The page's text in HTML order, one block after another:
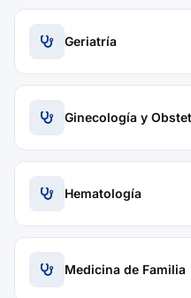
Geriatría
Ginecología y
Hematología
Medicina de Familia